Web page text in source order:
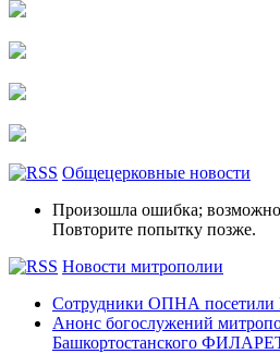
Общецерковные новости
Произошла ошибка;
Повторите попытку позже.
Новости митрополии
Сотрудники ОПНА
Анонс богослужений
Башкортостанского